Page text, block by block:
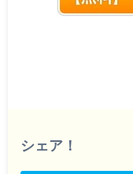
シェア！